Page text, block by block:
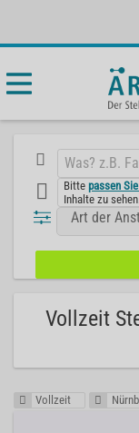
Bittepassen
Inhalte zu sehen.
Art der
Vollzeit
Vollzeit